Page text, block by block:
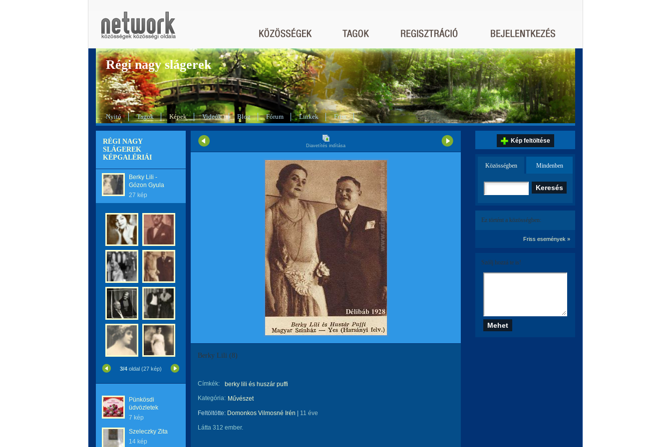
Régi nagy slágerek
Nyitó Tagok Képek Videók Blog Fórum Linkek Friss
RÉGI NAGY
SLÁGEREK
KÉPGALÉRIÁI
Berky Lili -
Gózon Gyula
27 kép
3/4 oldal (27 kép)
Pünkösdi
üdvözletek
7 kép
Szeleczky Zita
14 kép
Diavetítés indítása
Berky Lili (8)
Címkék:
berky lili és huszár puffi
Kategória: Művészet
Feltöltötte: Domonkos Vilmosné Irén 11 éve
Látta 312 ember.
Kép feltöltése
Közösségben Mindenben
Ez történt a közösségben:
Friss események »
Szólj hozzá te is!